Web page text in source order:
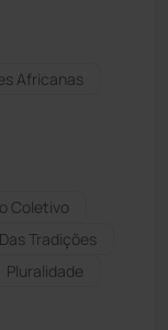
Africanas
Coletivo
Tradições
Pluralidade